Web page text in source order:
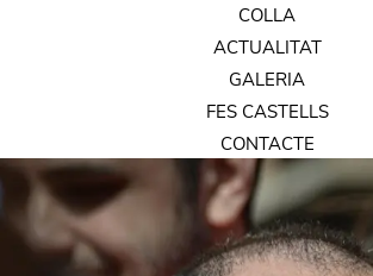
COLLA
ACTUALITAT
GALERIA
FES CASTELLS
CONTACTE